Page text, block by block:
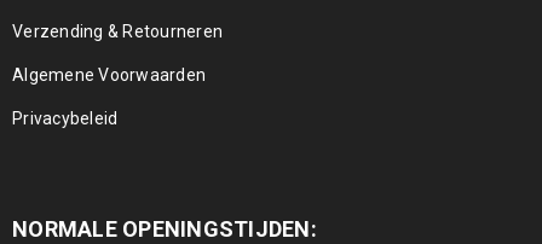
Verzending & Retourneren
Algemene Voorwaarden
Privacybeleid
NORMALE OPENINGSTIJDEN: